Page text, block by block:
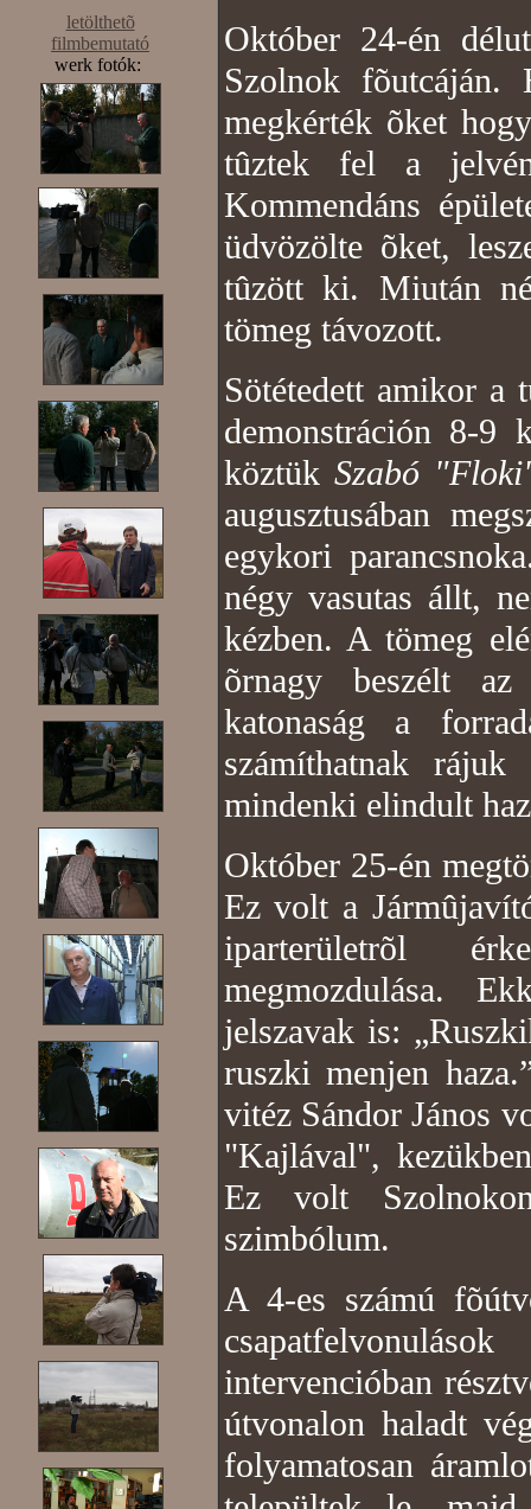
letölthetõ
filmbemutató
werk fotók:
Október 24-én
Szolnok fõutcáján.
megkérték õket
tûztek fel a
Kommendáns
üdvözölte õket,
tûzött ki. Miután
tömeg távozott.
Sötétedett amikor a
demonstráción 8-9
köztük Szabó
augusztusában
egykori
négy vasutas állt,
kézben. A tömeg
õrnagy beszélt
katonaság a
számíthatnak
mindenki elindult
Október 25-én
Ez volt a
iparterületrõl
megmozdulása.
jelszavak is:
ruszki menjen
vitéz Sándor János
"Kajlával",
Ez volt
szimbólum.
A 4-es számú
intervencióban
útvonalon haladt
folyamatosan